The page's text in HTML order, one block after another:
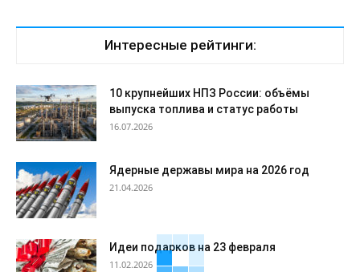
Интересные рейтинги:
10 крупнейших НПЗ России: объёмы
выпуска топлива и статус работы
16.07.2026
Ядерные державы мира на 2026 год
21.04.2026
Идеи подарков на 23 февраля
11.02.2026